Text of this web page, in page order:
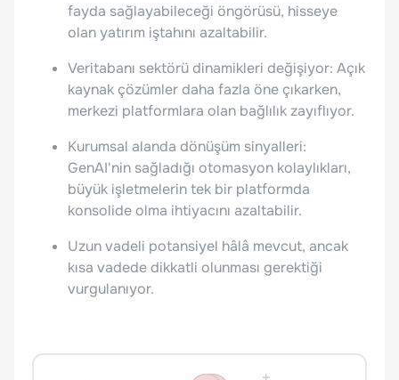
fayda sağlayabileceği öngörüsü, hisseye
olan yatırım iştahını azaltabilir.
Veritabanı sektörü dinamikleri değişiyor: Açık
kaynak çözümler daha fazla öne çıkarken,
merkezi platformlara olan bağlılık zayıflıyor.
Kurumsal alanda dönüşüm sinyalleri:
GenAI'nin sağladığı otomasyon kolaylıkları,
büyük işletmelerin tek bir platformda
konsolide olma ihtiyacını azaltabilir.
Uzun vadeli potansiyel hâlâ mevcut, ancak
kısa vadede dikkatli olunması gerektiği
vurgulanıyor.